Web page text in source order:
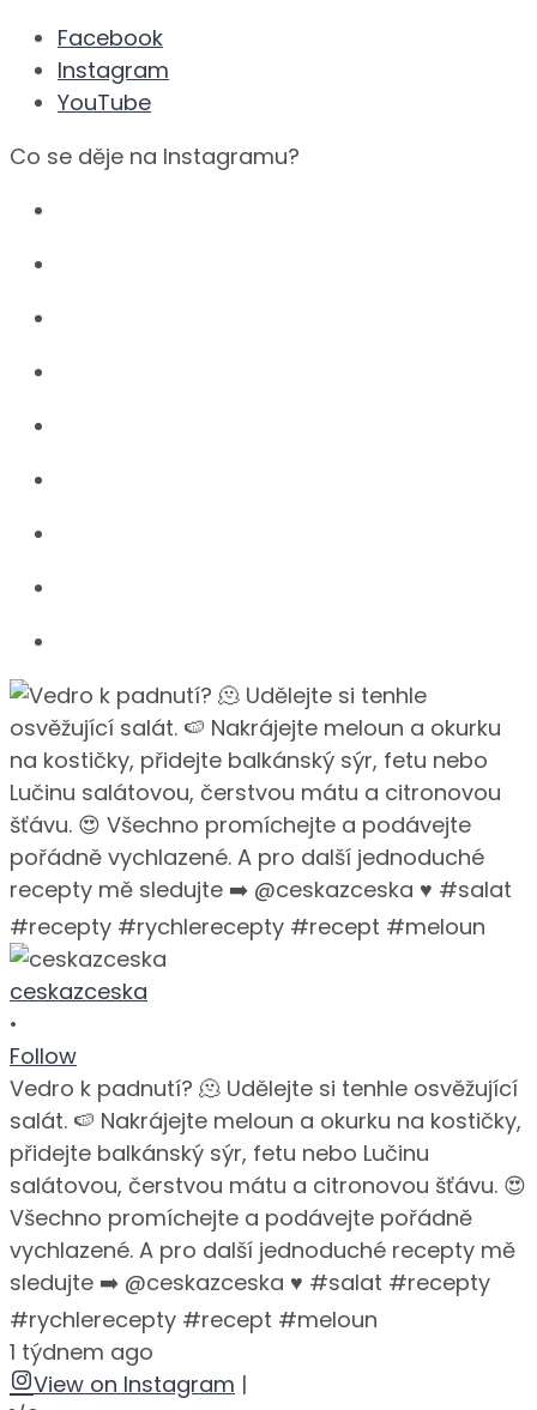
Facebook
Instagram
YouTube
Co se děje na Instagramu?
ceskazceska
•
Follow
Vedro k padnutí? 🫠 Udělejte si tenhle osvěžující
salát. 🍉 Nakrájejte meloun a okurku na kostičky,
přidejte balkánský sýr, fetu nebo Lučinu
salátovou, čerstvou mátu a citronovou šťávu. 😍
Všechno promíchejte a podávejte pořádně
vychlazené. A pro další jednoduché recepty mě
sledujte ➡️ @ceskazceska ♥️ #salat #recepty
#rychlerecepty #recept #meloun
1 týdnem ago
View on Instagram |